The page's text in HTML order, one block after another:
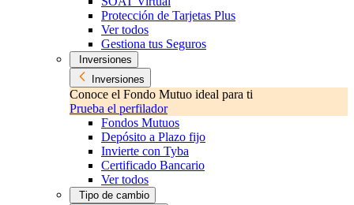
Protección de Tarjetas Plus
Ver todos
Gestiona tus Seguros
Inversiones
Inversiones
Conoce el Fondo Mutuo ideal para ti
Prueba el perfilador
Fondos Mutuos
Depósito a Plazo fijo
Invierte con Tyba
Certificado Bancario
Ver todos
Tipo de cambio